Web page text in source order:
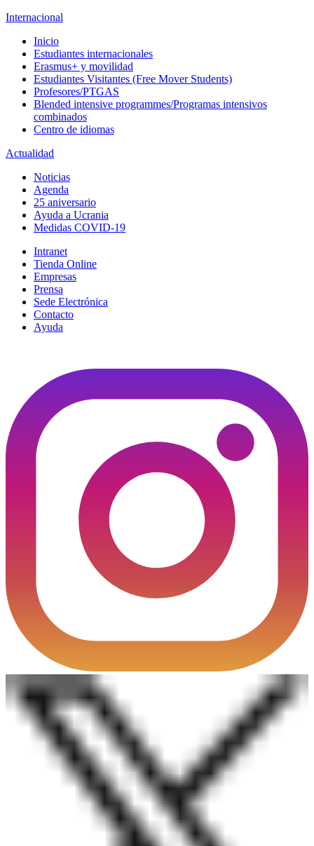
Internacional
Inicio
Estudiantes internacionales
Erasmus+ y movilidad
Estudiantes Visitantes (Free Mover Students)
Profesores/PTGAS
Blended intensive programmes/Programas intensivos
combinados
Centro de idiomas
Actualidad
Noticias
Agenda
25 aniversario
Ayuda a Ucrania
Medidas COVID-19
Intranet
Tienda Online
Empresas
Prensa
Sede Electrónica
Contacto
Ayuda